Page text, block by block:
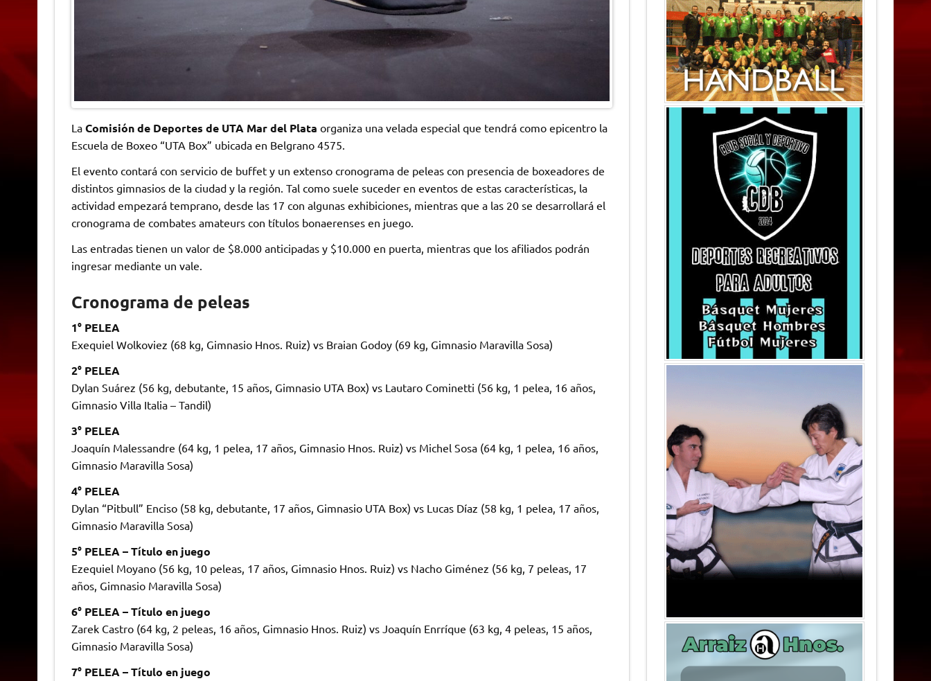
La Comisión de Deportes de UTA Mar del Plata organiza una velada especial que tendrá como epicentro la
Escuela de Boxeo “UTA Box” ubicada en Belgrano 4575.
El evento contará con servicio de buffet y un extenso cronograma de peleas con presencia de boxeadores de
distintos gimnasios de la ciudad y la región. Tal como suele suceder en eventos de estas características, la
actividad empezará temprano, desde las 17 con algunas exhibiciones, mientras que a las 20 se desarrollará el
cronograma de combates amateurs con títulos bonaerenses en juego.
Las entradas tienen un valor de $8.000 anticipadas y $10.000 en puerta, mientras que los afiliados podrán
ingresar mediante un vale.
Cronograma de peleas
1° PELEA
Exequiel Wolkoviez (68 kg, Gimnasio Hnos. Ruiz) vs Braian Godoy (69 kg, Gimnasio Maravilla Sosa)
2° PELEA
Dylan Suárez (56 kg, debutante, 15 años, Gimnasio UTA Box) vs Lautaro Cominetti (56 kg, 1 pelea, 16 años,
Gimnasio Villa Italia – Tandil)
3° PELEA
Joaquín Malessandre (64 kg, 1 pelea, 17 años, Gimnasio Hnos. Ruiz) vs Michel Sosa (64 kg, 1 pelea, 16 años,
Gimnasio Maravilla Sosa)
4° PELEA
Dylan “Pitbull” Enciso (58 kg, debutante, 17 años, Gimnasio UTA Box) vs Lucas Díaz (58 kg, 1 pelea, 17 años,
Gimnasio Maravilla Sosa)
5° PELEA – Título en juego
Ezequiel Moyano (56 kg, 10 peleas, 17 años, Gimnasio Hnos. Ruiz) vs Nacho Giménez (56 kg, 7 peleas, 17
años, Gimnasio Maravilla Sosa)
6° PELEA – Título en juego
Zarek Castro (64 kg, 2 peleas, 16 años, Gimnasio Hnos. Ruiz) vs Joaquín Enrríque (63 kg, 4 peleas, 15 años,
Gimnasio Maravilla Sosa)
7° PELEA – Título en juego